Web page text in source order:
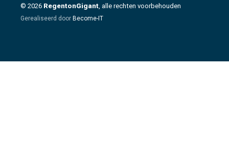
© 2026 RegentonGigant, alle rechten voorbehouden
Gerealiseerd door Become-IT